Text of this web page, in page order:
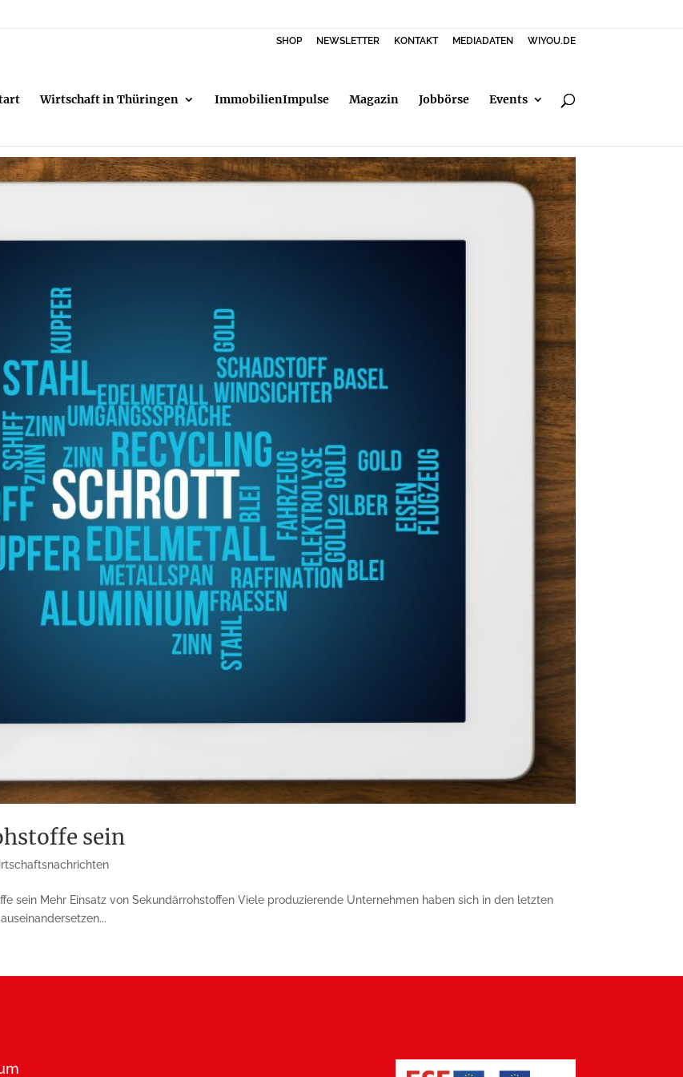
SHOP NEWSLETTER KONTAKT MEDIADATEN WIYOU.DE
Wirtschaft in Thüringen ImmobilienImpulse Magazin Jobbörse Events
sein
sein Mehr Einsatz von Sekundär­roh­stof­fen Viele produzierende Unternehmen ha­ben sich in den letzten